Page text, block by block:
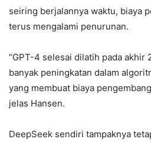
seiring berjalannya waktu, biaya
terus mengalami penurunan.
“GPT-4 selesai dilatih pada akhir
banyak peningkatan dalam
yang membuat biaya
jelas Hansen.
DeepSeek sendiri tampaknya